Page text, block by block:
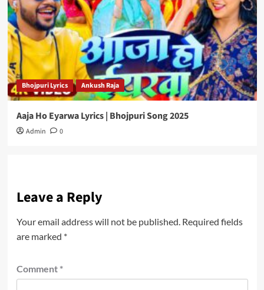
Bhojpuri Lyrics Ankush Raja
Aaja Ho Eyarwa Lyrics | Bhojpuri Song 2025
Admin 0
Leave a Reply
Your email address will not be published. Required fields
are marked *
Comment *